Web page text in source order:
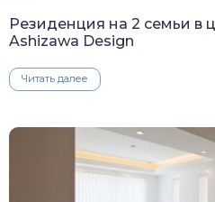
Резиденция на 2 семьи в
Ashizawa Design
Читать далее